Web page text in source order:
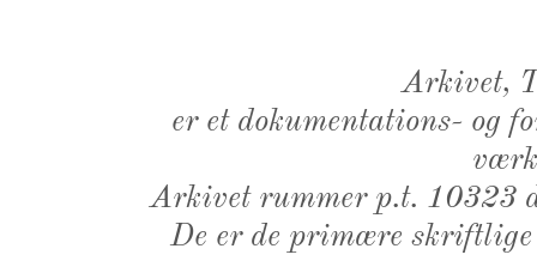
Arkivet,
er et dokumentations- og
Arkivet rummer p.t. 10323
De er de primære